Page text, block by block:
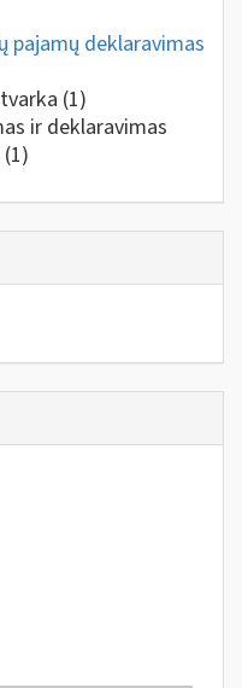
pajamų deklaravimas
(1)
ir deklaravimas
(1)